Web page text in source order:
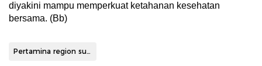
diyakini mampu memperkuat ketahanan kesehatan
bersama. (Bb)
Pertamina region sulawesi